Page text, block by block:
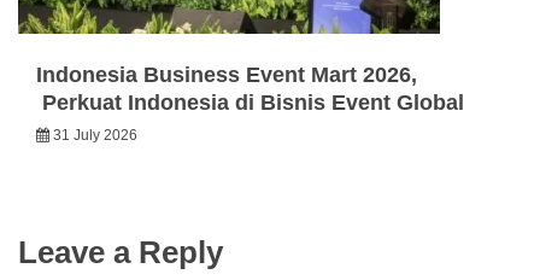
Indonesia Business Event Mart 2026,
Perkuat Indonesia di Bisnis Event Global
31 July 2026
Leave a Reply